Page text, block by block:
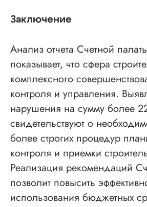
Заключение
Анализ отчета Счетной
показывает, что сфера
комплексного
контроля и управления.
нарушения на сумму более
свидетельствуют о
более строгих процедур
контроля и приемки
Реализация рекомендаций
позволит повысить
использования бюджетных